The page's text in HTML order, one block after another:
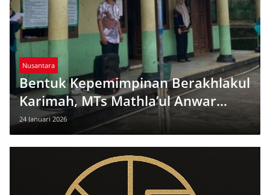
Nusantara
Bentuk Kepemimpinan Berakhlakul
Karimah, MTs Mathla’ul Anwar
Gunungkencana Gelar LDKS 2026
24 Januari 2026